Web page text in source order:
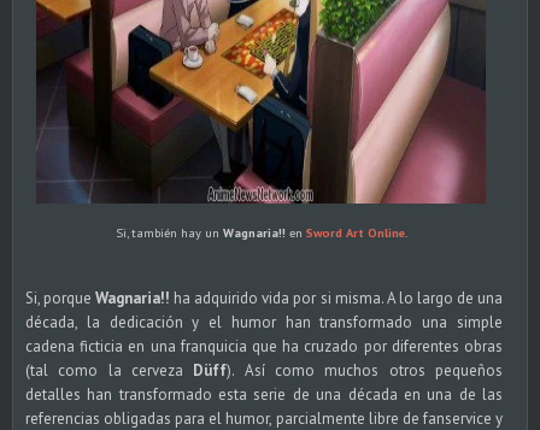
Si, también hay un Wagnaria!! en Sword Art Online.
Si, porqueWagnaria!! ha adquirido vida por si misma. A lo largo de una
década, la dedicación y el humor han transformado una simple
cadena ficticia en una franquicia que ha cruzado por diferentes obras
(tal como la cerveza Düff). Así como muchos otros pequeños
detalles han transformado esta serie de una década en una de las
referencias obligadas para el humor, parcialmente libre de fanservice y